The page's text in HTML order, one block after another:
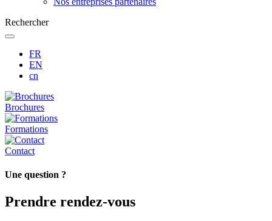
Rechercher
FR
EN
cn
Brochures
Formations
Contact
Une question ?
Prendre rendez-vous